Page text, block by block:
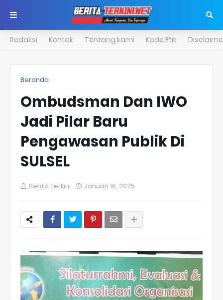
Redaksi Kontak Tentang kami Kode Etik
Beranda
Ombudsman Dan IWO
Jadi Pilar Baru
Pengawasan Publik Di
SULSEL
Berita Terkini Januari 16, 2025